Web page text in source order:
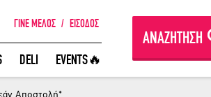
ΚΡΑΣΙΑ ΑΠΟ ΟΛΟ ΤΟΝ
ΣΤΗΝ ΠΟΡΤΑ ΣΟΥ ΣΕ
ΠΡΟΣΦΟΡΕΣ!
ΓΙΝΕ ΜΕΛΟΣ / ΕΙΣΟΔΟΣ
DELI EVENTS🔥
ΑΝΑΖΗΤΗΣΗ
Αποστολή*